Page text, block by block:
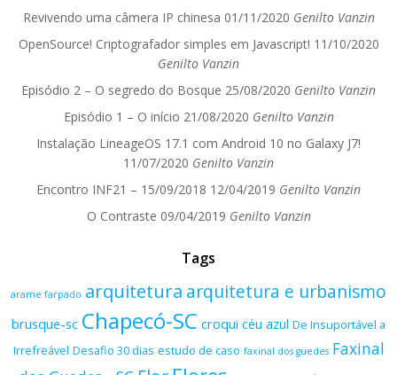
Revivendo uma câmera IP chinesa 01/11/2020 Genilto Vanzin
OpenSource! Criptografador simples em Javascript! 11/10/2020
Genilto Vanzin
Episódio 2 – O segredo do Bosque 25/08/2020 Genilto Vanzin
Episódio 1 – O início 21/08/2020 Genilto Vanzin
Instalação LineageOS 17.1 com Android 10 no Galaxy J7!
11/07/2020 Genilto Vanzin
Encontro INF21 – 15/09/2018 12/04/2019 Genilto Vanzin
O Contraste 09/04/2019 Genilto Vanzin
Tags
arame farpado arquitetura arquitetura e urbanismo
brusque-sc Chapecó-SC croqui céu azul De Insuportável a
Irrefreável Desafio 30 dias estudo de caso faxinal dos guedes Faxinal